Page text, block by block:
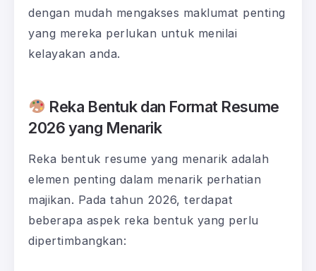
dengan mudah mengakses maklumat penting
yang mereka perlukan untuk menilai
kelayakan anda.
Reka Bentuk dan Format Resume
2026 yang Menarik
Reka bentuk resume yang menarik adalah
elemen penting dalam menarik perhatian
majikan. Pada tahun 2026, terdapat
beberapa aspek reka bentuk yang perlu
dipertimbangkan: